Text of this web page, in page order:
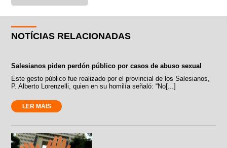
NOTÍCIAS RELACIONADAS
Salesianos piden perdón público por casos de abuso sexual
Este gesto público fue realizado por el provincial de los Salesianos,
P. Alberto Lorenzelli, quien en su homilía señaló: “No[...]
LER MAIS